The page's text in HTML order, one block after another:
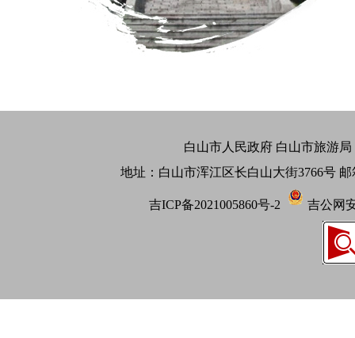
白山市人民政府 白山市旅游
地址：白山市浑江区长白山大街3766号 邮
吉ICP备2021005860号-2 吉公网